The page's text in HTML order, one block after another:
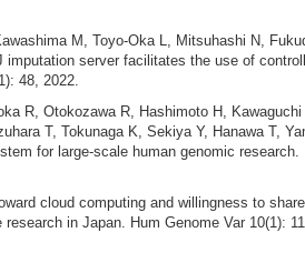
M, Toyo-Oka L, Mitsuhashi N,
imputation server facilitates the use of
48, 2022.
R, Otokozawa R, Hashimoto H,
T, Tokunaga K, Sekiya Y, Hanawa T,
for large-scale human genomic research.
cloud computing and willingness to
in Japan. Hum Genome Var 10(1):